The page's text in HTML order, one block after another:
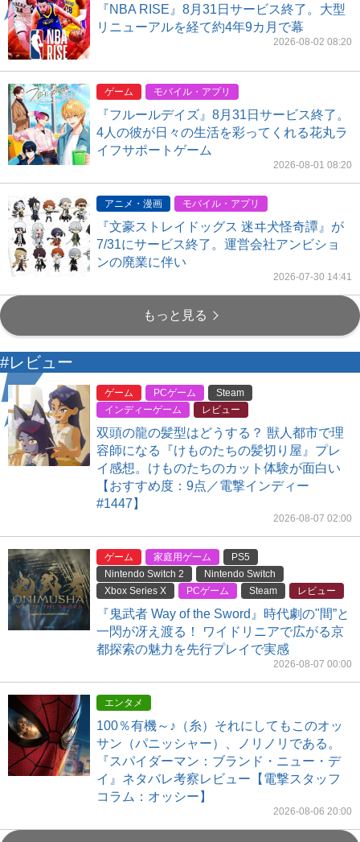
『NBA RISE』8月31日サービス終了。大型
リニューアルを経て約4年9カ月で幕
2026-08-02 08:20
ゲーム モバイル・アプリ
『フルールデイズ』8月31日サービス終了。
4人の彼が日々の生活を彩ってくれる花丸ラ
イフサポートゲーム
2026-08-01 08:20
アニメ・漫画 モバイル・アプリ
『文豪ストレイドッグス 迷ヰ犬怪奇譚』が
7/31にサービス終了。運営会社アンビショ
ンの廃業に伴い
2026-07-30 14:41
もっと見る
#レビュー
ゲーム PCゲーム
Steam
インディーゲーム
レビュー
双頭の龍の髪型はどうする？ 獣人都市で理
容師になる『けものたちの髪切り屋』プレ
イ感想。けものたちのカット体験が面白い
【おすすめ度：9点／電撃インディー
#1447】
2026-08-07 02:00
ゲーム 家庭用ゲーム
PS5
Nintendo Switch 2
Nintendo Switch
Xbox Series X
PCゲーム Steam レビュー
『鬼武者 Way of the Sword』時代劇の"間”と
一閃が冴え渡る！ ワイドリニアで広がる京
都探索の魅力を先行プレイで実感
2026-08-07 00:00
エンタメ
100％有機～♪（糸）それにしてもこのオッ
サン（パニッシャー）、ノリノリである。
『スパイダーマン：ブランド・ニュー・デ
イ』ネタバレ考察レビュー【電撃スタッフ
コラム：オッシー】
2026-08-06 20:00